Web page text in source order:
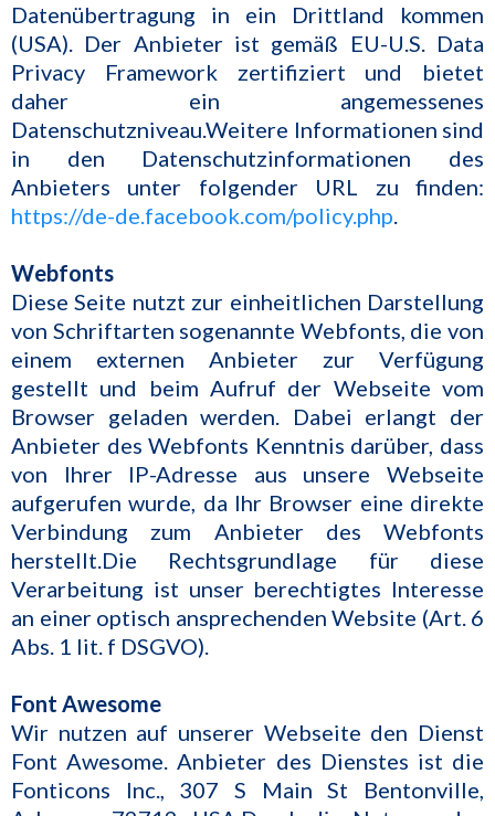
Datenübertragung in ein Drittland kommen
(USA). Der Anbieter ist gemäß EU-U.S. Data
Privacy Framework zertifiziert und bietet
daher ein angemessenes
Datenschutzniveau.Weitere Informationen sind
in den Datenschutzinformationen des
Anbieters unter folgender URL zu finden:
https://de-de.facebook.com/policy.php.
Webfonts
Diese Seite nutzt zur einheitlichen Darstellung
von Schriftarten sogenannte Webfonts, die von
einem externen Anbieter zur Verfügung
gestellt und beim Aufruf der Webseite vom
Browser geladen werden. Dabei erlangt der
Anbieter des Webfonts Kenntnis darüber, dass
von Ihrer IP-Adresse aus unsere Webseite
aufgerufen wurde, da Ihr Browser eine direkte
Verbindung zum Anbieter des Webfonts
herstellt.Die Rechtsgrundlage für diese
Verarbeitung ist unser berechtigtes Interesse
an einer optisch ansprechenden Website (Art. 6
Abs. 1 lit. f DSGVO).
Font Awesome
Wir nutzen auf unserer Webseite den Dienst
Font Awesome. Anbieter des Dienstes ist die
Fonticons Inc., 307 S Main St Bentonville,